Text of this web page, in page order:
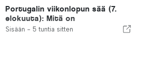
Portugalin viikonlopun sää (7.
elokuuta): Mitä on
odotettavissa eri puolilla
Sisään - 5 tuntia sitten